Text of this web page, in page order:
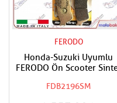
FERODO
Honda-Suzuki Uyumlu
FERODO Ön Scooter
FDB2196SM